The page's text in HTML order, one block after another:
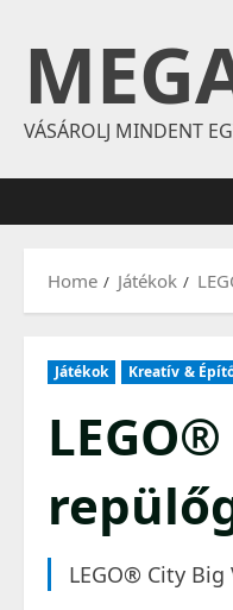
content
VÁSÁROLJ MINDENT
Home Játékok
Játékok Kreatív &
LEGO® City